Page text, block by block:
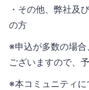
・その他、弊社及
の方
※申込が多数の場
ございますので、
※本コミュニティ